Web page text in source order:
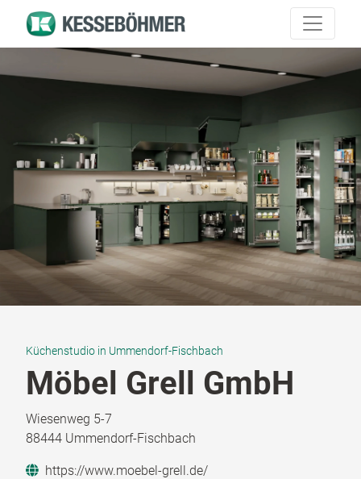
Küchenstudio in Ummendorf-Fischbach
Möbel Grell GmbH
Wiesenweg 5-7
88444 Ummendorf-Fischbach
https://www.moebel-grell.de/